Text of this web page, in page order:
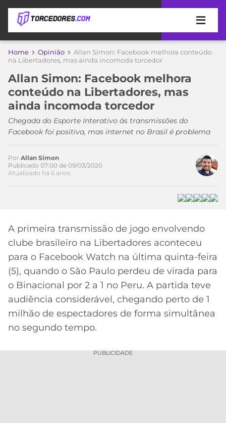
APOSTAS
DE
APOSTA
MELHORES
SITES
DE
APOSTAS
2026
CÓDIGO
DE
INDICAÇÃO
BET365
CÓDIGO
BETANO
APPS
COPA
DO
MUNDO
TIMES
MEU
TIME
CORINTHIANS
SÃO
PAULO
SANTOS
CAMPEONATOS
A
LIBERTADORES
COPA
BRASIL
PREMIER
MERCADO
DA
PALPITES
Home Opinião
Allan Simon: Facebook melhora conteúdo
na Libertadores, mas ainda incomoda torcedor
Allan Simon: Facebook melhora
conteúdo na Libertadores, mas
ainda incomoda torcedor
Chegada do Esporte Interativo às transmissões do
Facebook foi positiva, mas internet no Brasil é problema
Acesse o perfil do autor
no Twitter
Por Allan Simon
Publicado 07:00 de 09/03/2020
Atualizado há 6 anos
A primeira transmissão de jogo envolvendo
clube brasileiro na Libertadores aconteceu
para o Facebook Watch na última quinta-feira
(5), quando o São Paulo perdeu de virada para
o Binacional por 2 a 1 no Peru. A partida teve
audiência considerável, chegando perto de 1
milhão de espectadores de forma simultânea
no segundo tempo.
PUBLICIDADE